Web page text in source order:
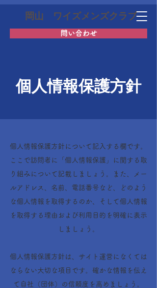
問い合わせ
岡山 ワイズメンズクラブ
個人情報保護方針
個人情報保護方針について記入する欄です。
ここで訪問者に「個人情報保護」に関する取
り組みについて記載しましょう。また、メー
ルアドレス、名前、電話番号など、どのよう
な個人情報を取得するのか、そして個人情報
を取得する理由および利用目的を明確に表示
しましょう。
個人情報保護方針は、サイト運営になくては
ならない大切な項目です。確かな情報を伝え
て自社（団体）の信頼度を高めましょう。